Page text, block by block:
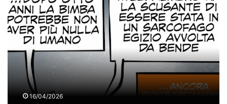
vignetta
di
Lee
Cronin
–
Mummia
16/04/2026